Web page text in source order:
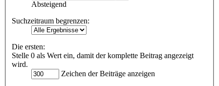
Absteigend
Suchzeitraum begrenzen:
Die ersten:
Stelle 0 als Wert ein, damit der komplette Beitrag angezeigt
wird.
Zeichen der Beiträge anzeigen